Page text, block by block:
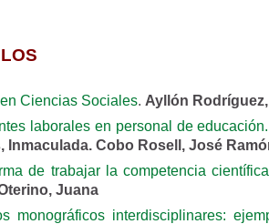
Ciencias Sociales. Ayllón
laborales en personal de
Inmaculada. Cobo Rosell, José
de trabajar la competencia
Juana
monográficos interdisciplinares: